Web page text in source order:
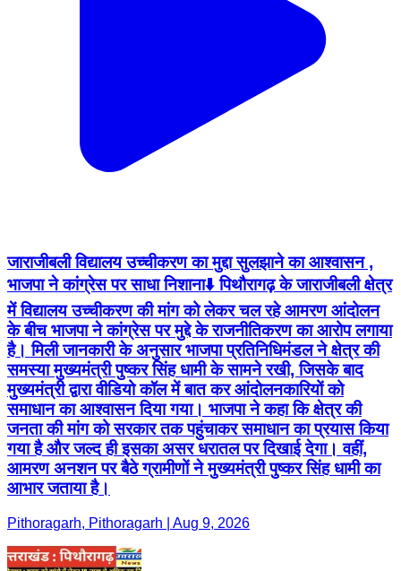
जाराजीबली विद्यालय उच्चीकरण का मुद्दा सुलझाने का आश्वासन ,
भाजपा ने कांग्रेस पर साधा निशाना⬇️ पिथौरागढ़ के जाराजीबली क्षेत्र
में विद्यालय उच्चीकरण की मांग को लेकर चल रहे आमरण आंदोलन
के बीच भाजपा ने कांग्रेस पर मुद्दे के राजनीतिकरण का आरोप लगाया
है। मिली जानकारी के अनुसार भाजपा प्रतिनिधिमंडल ने क्षेत्र की
समस्या मुख्यमंत्री पुष्कर सिंह धामी के सामने रखी, जिसके बाद
मुख्यमंत्री द्वारा वीडियो कॉल में बात कर आंदोलनकारियों को
समाधान का आश्वासन दिया गया। भाजपा ने कहा कि क्षेत्र की
जनता की मांग को सरकार तक पहुंचाकर समाधान का प्रयास किया
गया है और जल्द ही इसका असर धरातल पर दिखाई देगा। वहीं,
आमरण अनशन पर बैठे ग्रामीणों ने मुख्यमंत्री पुष्कर सिंह धामी का
आभार जताया है।
Pithoragarh, Pithoragarh | Aug 9, 2026